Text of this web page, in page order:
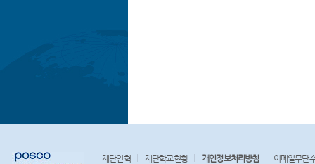
재단연혁 재단학교현황 개인정보처리방침
이메일무단